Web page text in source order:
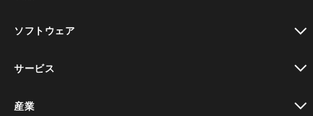
ソフトウェア
サービス
産業